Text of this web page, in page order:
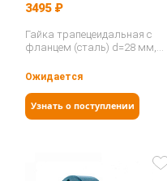
3495 ₽
Гайка трапецеидальная с
фланцем (сталь) d=28 мм,
резьба), SFR 28-5-G…
Ожидается
Узнать о поступлении